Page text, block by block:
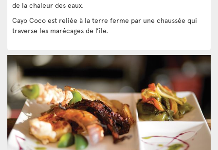
de la chaleur des eaux.
Cayo Coco est reliée à la terre ferme par une chaussée qui
traverse les marécages de l’île.